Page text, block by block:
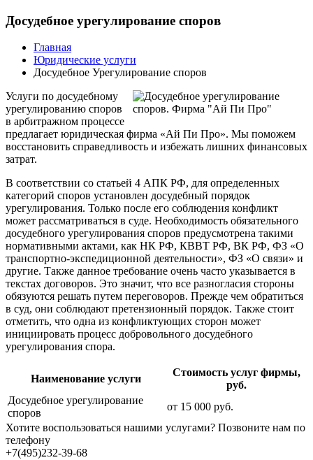
Досудебное урегулирование споров
Главная
Юридические услуги
Досудебное Урегулирование споров
Услуги по досудебному
урегулированию споров
в арбитражном процессе
предлагает юридическая фирма «Ай Пи Про». Мы поможем
восстановить справедливость и избежать лишних финансовых
затрат.
В соответствии со статьей 4 АПК РФ, для определенных
категорий споров установлен досудебный порядок
урегулирования. Только после его соблюдения конфликт
может рассматриваться в суде. Необходимость обязательного
досудебного урегулирования споров предусмотрена такими
нормативными актами, как НК РФ, КВВТ РФ, ВК РФ, ФЗ «О
транспортно-экспедиционной деятельности», ФЗ «О связи» и
другие. Также данное требование очень часто указывается в
текстах договоров. Это значит, что все разногласия стороны
обязуются решать путем переговоров. Прежде чем обратиться
в суд, они соблюдают претензионный порядок. Также стоит
отметить, что одна из конфликтующих сторон может
инициировать процесс добровольного досудебного
урегулирования спора.
Наименование услуги
Стоимость услуг фирмы,
руб.
Досудебное урегулирование
споров
от 15 000 руб.
Хотите воспользоваться нашими услугами? Позвоните нам по
телефону
+7(495)232-39-68